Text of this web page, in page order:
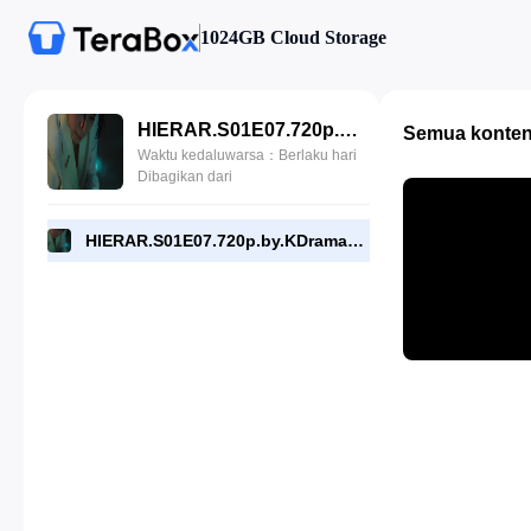
1024GB Cloud Storage
HIERAR.S01E07.720p.by.KDramasMaza.com.mp4
Waktu kedaluwarsa：Berlaku hari
Dibagikan dari
HIERAR.S01E07.720p.by.KDramasMaza.com.mp4
Semua